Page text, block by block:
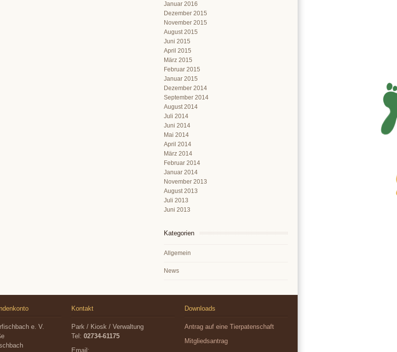
Januar 2016
Dezember 2015
November 2015
August 2015
Juni 2015
April 2015
März 2015
Februar 2015
Januar 2015
Dezember 2014
September 2014
August 2014
Juli 2014
Juni 2014
Mai 2014
April 2014
März 2014
Februar 2014
Januar 2014
November 2013
August 2013
Juli 2013
Juni 2013
Kategorien
Allgemein
News
e. V.
Kontakt
Park / Kiosk / Verwaltung
Tel: 02734-61175
Email:
Downloads
Antrag auf eine Tierpatenschaft
Mitgliedsantrag